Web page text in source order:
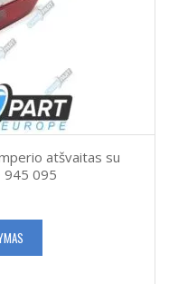
atšvaitas su
945 095